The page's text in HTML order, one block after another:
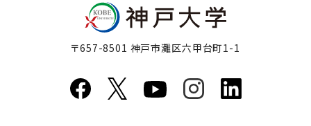
〒657-8501 神戸市灘区六甲台町1-1